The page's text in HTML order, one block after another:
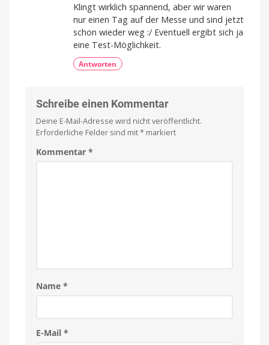
Klingt wirklich spannend, aber wir waren
nur einen Tag auf der Messe und sind jetzt
schon wieder weg :/ Eventuell ergibt sich ja
eine Test-Möglichkeit.
Antworten
Schreibe einen Kommentar
Deine E-Mail-Adresse wird nicht veröffentlicht.
Erforderliche Felder sind mit* markiert
Kommentar *
Name *
E-Mail *